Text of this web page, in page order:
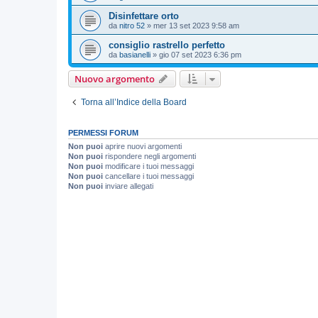
Disinfettare orto
da nitro 52 » mer 13 set 2023 9:58 am
consiglio rastrello perfetto
da basianelli » gio 07 set 2023 6:36 pm
Nuovo argomento
Torna all’Indice della Board
PERMESSI FORUM
Non puoi aprire nuovi argomenti
Non puoi rispondere negli argomenti
Non puoi modificare i tuoi messaggi
Non puoi cancellare i tuoi messaggi
Non puoi inviare allegati